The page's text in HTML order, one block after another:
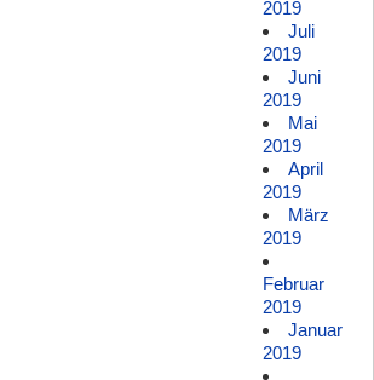
2019
Juli
2019
Juni
2019
Mai
2019
April
2019
März
2019
Februar
2019
Januar
2019